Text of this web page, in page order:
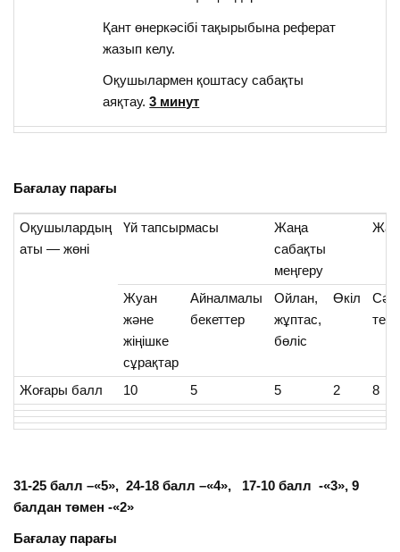
Қант өнеркәсібі тақырыбына реферат
жазып келу.
Оқушылармен қоштасу сабақты
аяқтау.3 минут
Бағалау парағы
Оқушылардың
аты — жөні
Үй тапсырмасы
Жаңа
сабақты
меңгеру
Жуан
және
жіңішке
сұрақтар
Айналмалы
бекеттер
Ойлан,
жұптас,
бөліс
Өкіл
Жоғары балл 10 5 5 2 8
31-25 балл –«5», 24-18 балл –«4», 17-10 балл -«3», 9
балдан төмен -«2»
Бағалау парағы